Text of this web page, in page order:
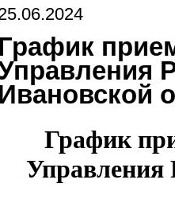
График
Ивановской
График
Управления